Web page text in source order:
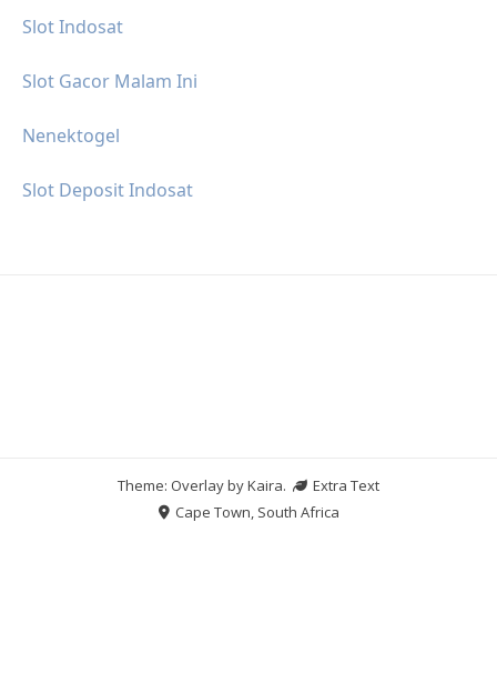
Slot Indosat
Slot Gacor Malam Ini
Nenektogel
Slot Deposit Indosat
Theme: Overlay byKaira.
Extra Text
Cape Town, South Africa